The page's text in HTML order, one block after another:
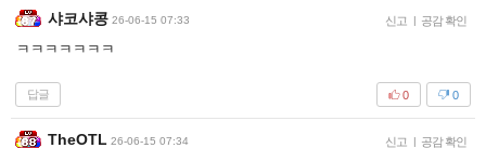
샤코샤콩 26-06-15 07:33 신고 | 공감 확인
ㅋㅋㅋㅋㅋㅋㅋ
답글 0
0
TheOTL 26-06-15 07:34 신고 | 공감 확인